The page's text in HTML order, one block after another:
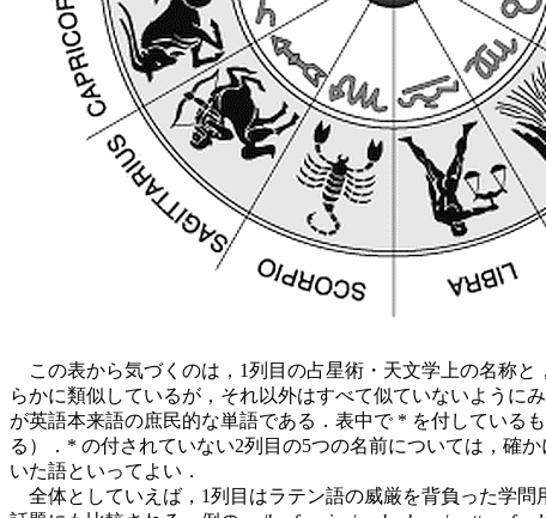
この表から気づくのは，1列目の占星術・天文学上の名称と
らかに類似しているが，それ以外はすべて似ていないように
が英語本来語の庶民的な単語である．表中で * を付している
る）．* の付されていない2列目の5つの名前については，確
いた語といってよい．
全体としていえば，1列目はラテン語の威厳を背負った学